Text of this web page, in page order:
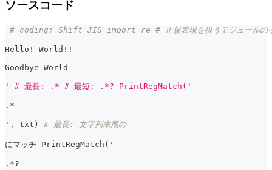
ソースコード
# coding: Shift_JIS import re # 正規表現を扱うモジュー
Hello! World!!
Goodbye World
' # 最長: .* # 最短: .*? PrintRegMatch('
. *
' , txt ) # 最長: 文字列末尾の
にマッチ PrintRegMatch ( '
. *?